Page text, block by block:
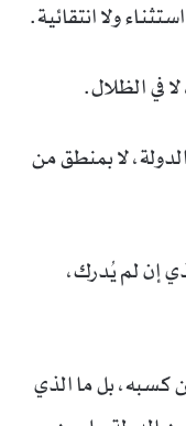
ولا انتقائية.
في الظلال.
لا بمنطق من
إن لم يُدرك،
كسبه، بل ما الذي